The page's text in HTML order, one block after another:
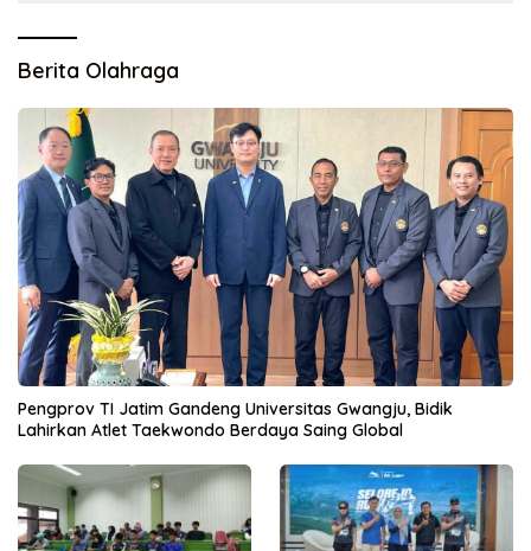
Berita Olahraga
Pengprov TI Jatim Gandeng Universitas Gwangju, Bidik
Lahirkan Atlet Taekwondo Berdaya Saing Global